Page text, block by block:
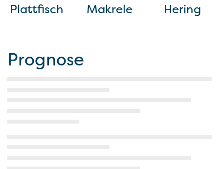
Plattfisch Makrele Hering
Prognose